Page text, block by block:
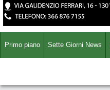
Primo piano Sette Giorni News